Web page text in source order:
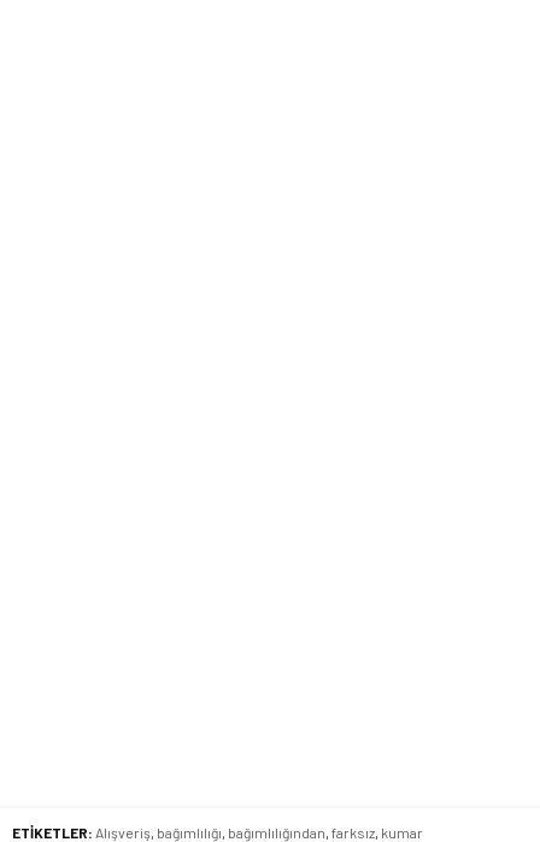
ETİKETLER: Alışveriş, bağımlılığı, bağımlılığından, farksız, kumar